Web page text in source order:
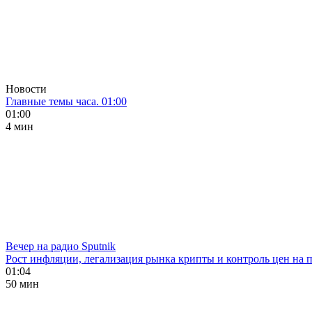
Новости
Главные темы часа. 01:00
01:00
4 мин
Вечер на радио Sputnik
Рост инфляции, легализация рынка крипты и контроль цен на
01:04
50 мин